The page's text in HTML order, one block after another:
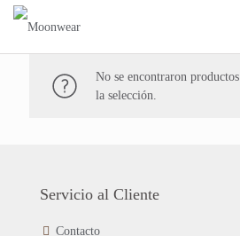
No se encontraron
la selección.
Servicio al Cliente
Contacto